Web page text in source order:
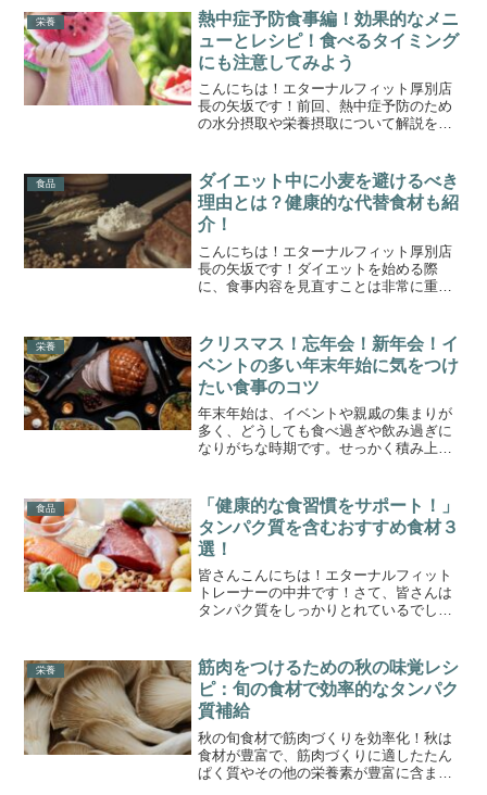
ダイエットをサポートしてくれます。今
回は、ヨーグルトがダイエ...
栄養
熱中症予防食事編！効果的なメニ
ューとレシピ！食べるタイミング
にも注意してみよう
こんにちは！エターナルフィット厚別店
長の矢坂です！前回、熱中症予防のため
の水分摂取や栄養摂取について解説をさ
シーレシピ、そして効果的な食事の取り
方とタイミングについて詳...
食品
ダイエット中に小麦を避けるべき
理由とは？健康的な代替食材も紹
介！
こんにちは！エターナルフィット厚別店
長の矢坂です！ダイエットを始める際
に、食事内容を見直すことは非常に重要
キーなど、私たちの食卓に欠かせない小
麦製品ですが、ダイエット中に...
栄養
クリスマス！忘年会！新年会！イ
ベントの多い年末年始に気をつけ
たい食事のコツ
年末年始は、イベントや親戚の集まりが
多く、どうしても食べ過ぎや飲み過ぎに
なりがちな時期です。せっかく積み上げ
ことが大切です。今回は、年末年始でも
太らないための食事のポイ...
食品
「健康的な食習慣をサポート！」
タンパク質を含むおすすめ食材３
選！
皆さんこんにちは！エターナルフィット
トレーナーの中井です！さて、皆さんは
タンパク質をしっかりとれているでしょ
おすすめなタンパク質を含む食材の紹介
をしていきたいと思います...
栄養
筋肉をつけるための秋の味覚レシ
ピ：旬の食材で効率的なタンパク
質補給
秋の旬食材で筋肉づくりを効率化！秋は
食材が豊富で、筋肉づくりに適したたん
ぱく質やその他の栄養素が豊富に含まれ